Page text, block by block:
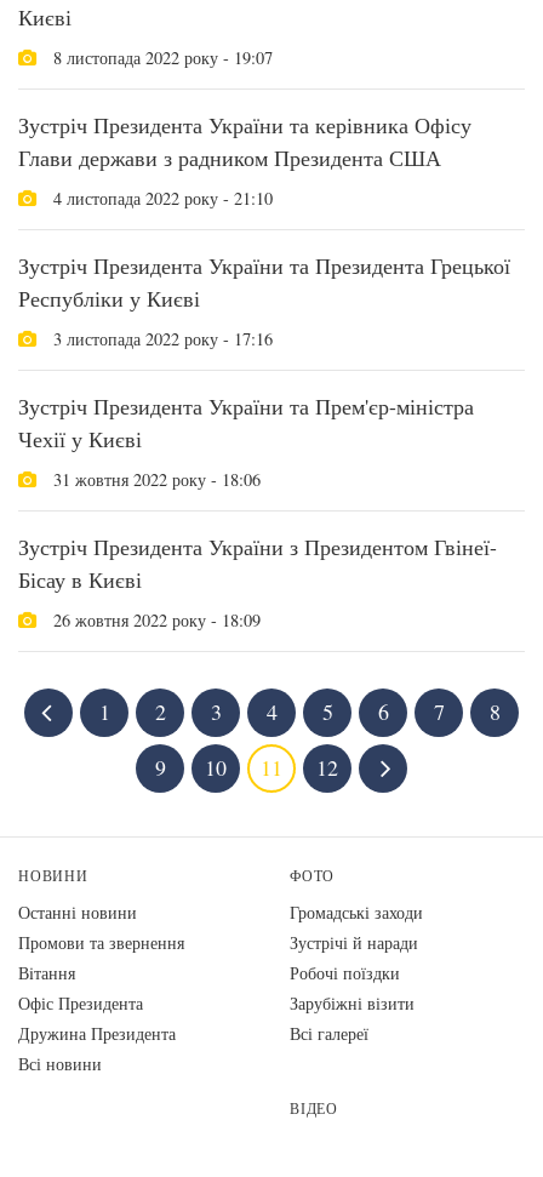
Києві
8 листопада 2022 року - 19:07
Зустріч Президента України та керівника Офісу
Глави держави з радником Президента США
4 листопада 2022 року - 21:10
Зустріч Президента України та Президента Грецької
Республіки у Києві
3 листопада 2022 року - 17:16
Зустріч Президента України та Прем'єр-міністра
Чехії у Києві
31 жовтня 2022 року - 18:06
Зустріч Президента України з Президентом Гвінеї-
Бісау в Києві
26 жовтня 2022 року - 18:09
1 2 3 4 5 6 7
8
9
10 11 12
НОВИНИ
Останні новини
Промови та звернення
Вiтання
Офіс Президента
Дружина Президента
Всі новини
ФОТО
Громадські заходи
Зустрічі й наради
Робочі поїздки
Зарубіжні візити
Всі галереї
ВІДЕО